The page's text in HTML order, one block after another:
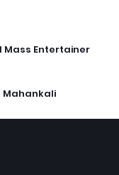
Mass Entertainer
Mahankali